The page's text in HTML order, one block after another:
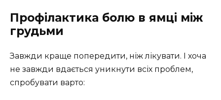
Профілактика болю в ямці між
грудьми
Завжди краще попередити, ніж лікувати. І хоча
не завжди вдається уникнути всіх проблем,
спробувати варто: